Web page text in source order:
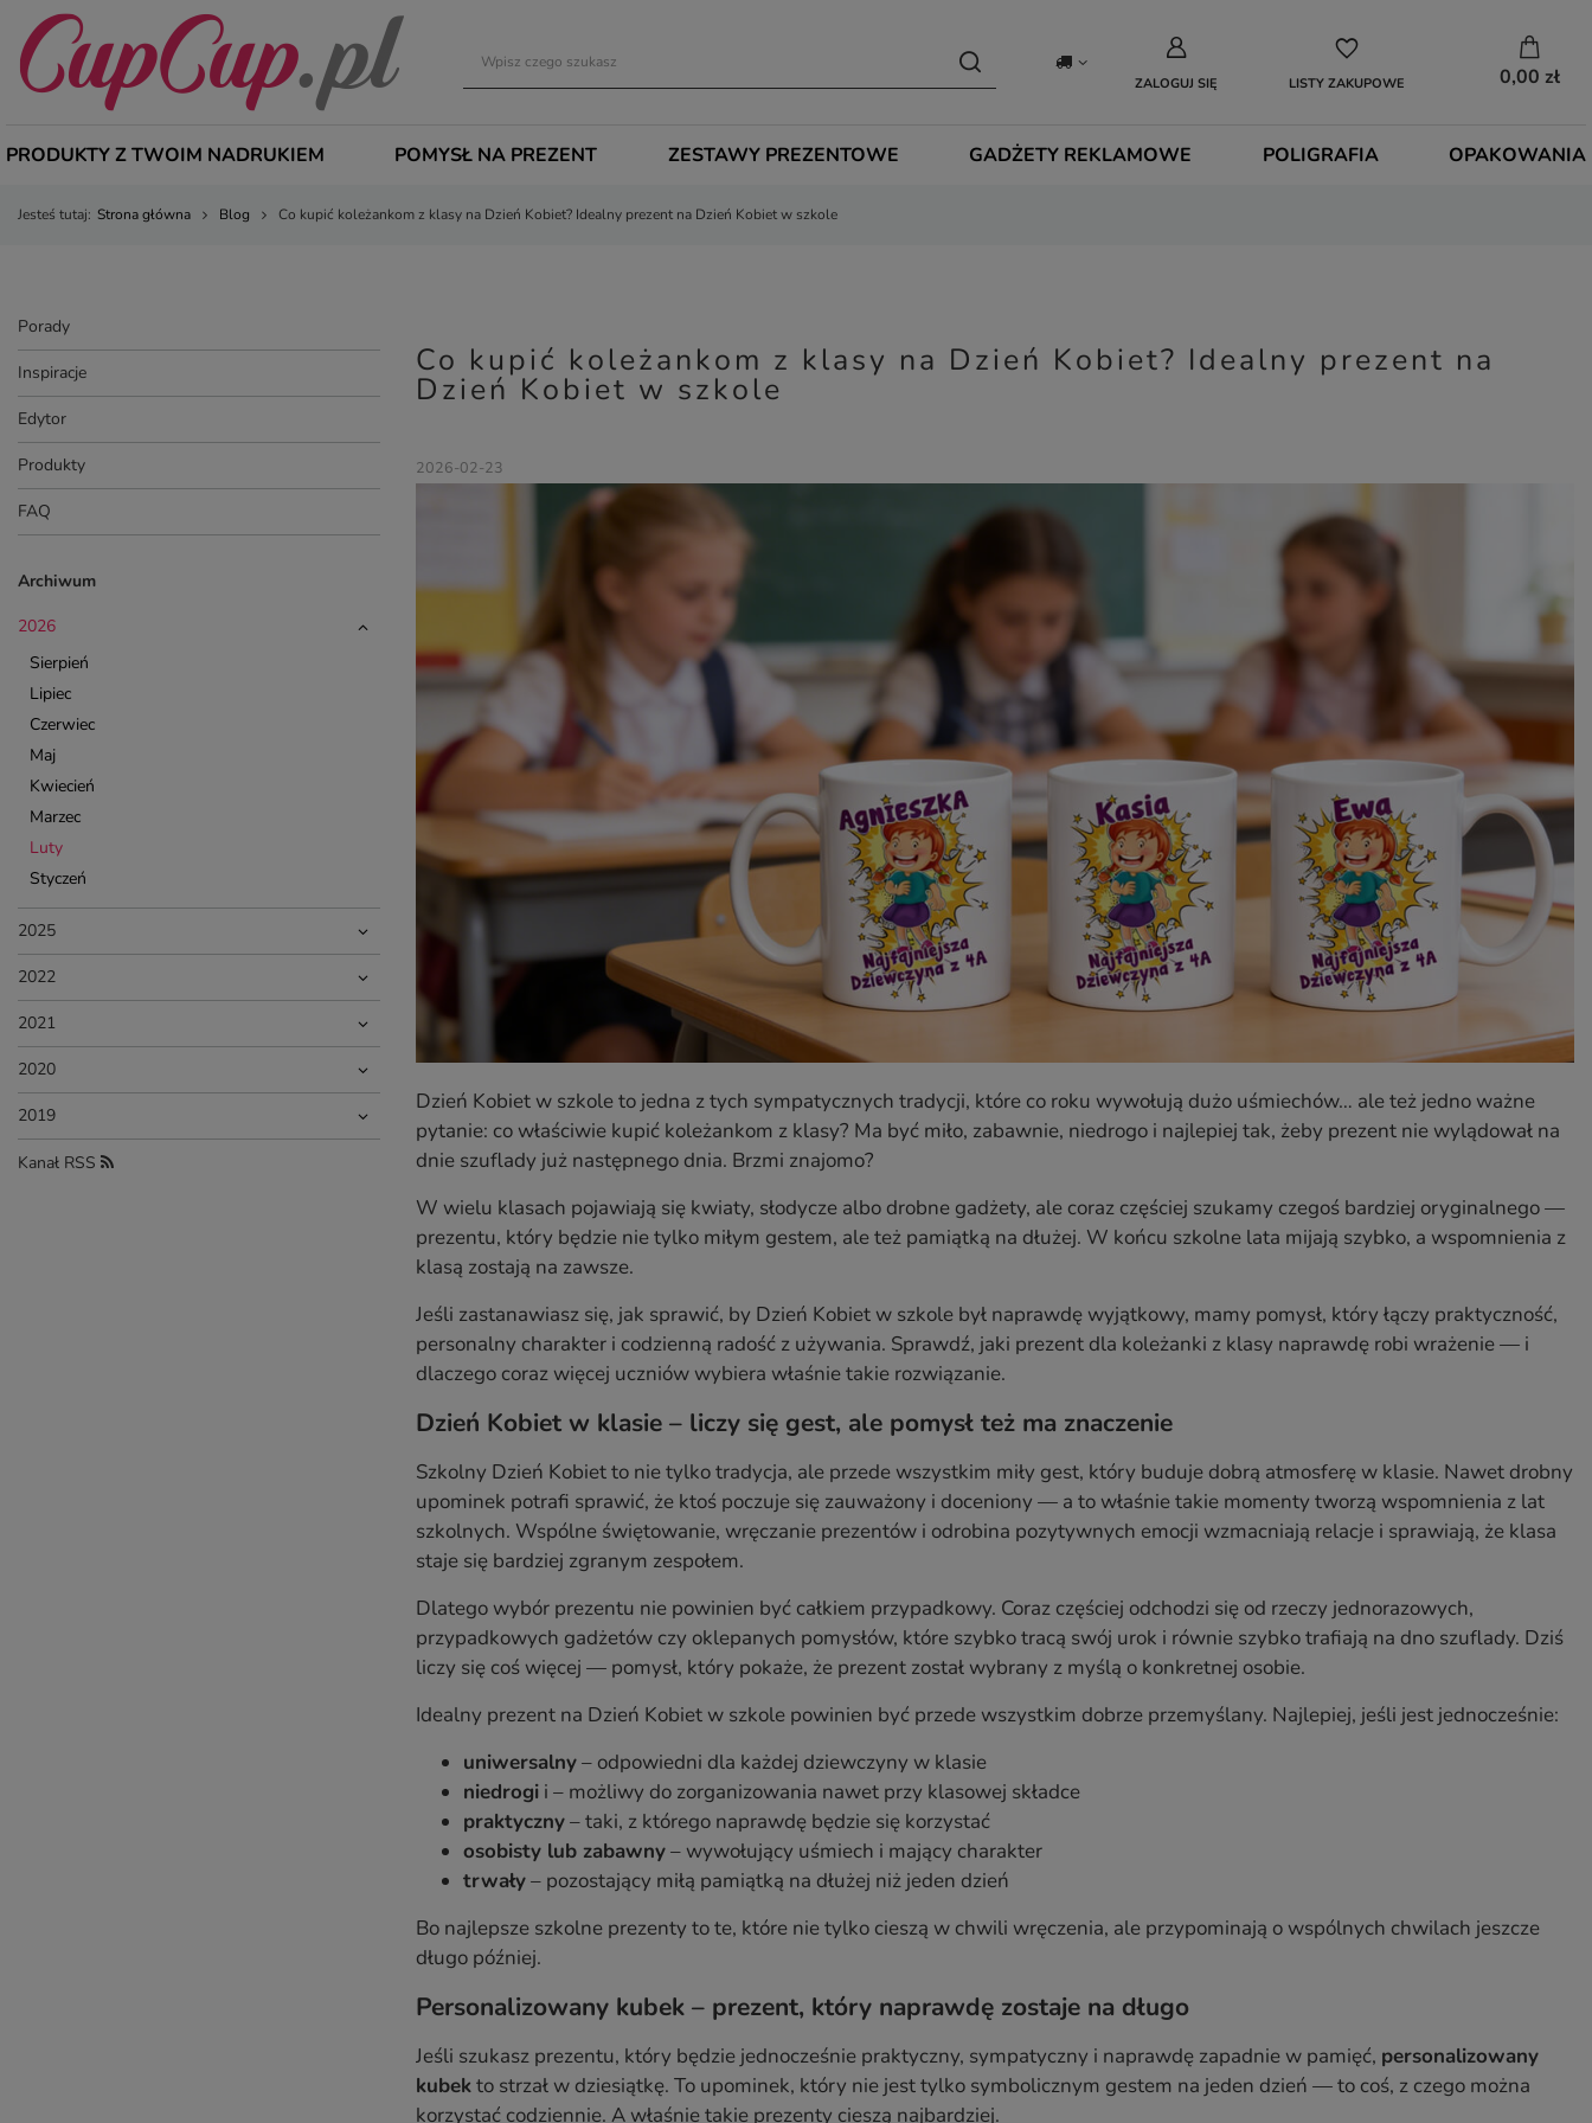
ZALOGUJ SIĘ LISTY ZAKUPOWE 0,00 zł
PRODUKTY Z TWOIM NADRUKIEM POMYSŁ NA PREZENT ZESTAWY PREZENTOWE GADŻETY REKLAMOWE POLIGRAFIA OPAKOWANIA
Jesteś tutaj: Strona główna Blog Co kupić koleżankom z klasy na Dzień Kobiet? Idealny prezent na Dzień Kobiet w szkole
Porady
Inspiracje
Edytor
Produkty
FAQ
Archiwum
2026
Sierpień
Lipiec
Czerwiec
Maj
Kwiecień
Marzec
Luty
Styczeń
2025
2022
2021
2020
2019
Kanał RSS
Co kupić koleżankom z klasy na Dzień Kobiet? Idealny prezent na
Dzień Kobiet w szkole
2026-02-23
Dzień Kobiet w szkole to jedna z tych sympatycznych tradycji, które co roku wywołują dużo uśmiechów… ale też jedno ważne
pytanie: co właściwie kupić koleżankom z klasy? Ma być miło, zabawnie, niedrogo i najlepiej tak, żeby prezent nie wylądował na
dnie szuflady już następnego dnia. Brzmi znajomo?
W wielu klasach pojawiają się kwiaty, słodycze albo drobne gadżety, ale coraz częściej szukamy czegoś bardziej oryginalnego —
prezentu, który będzie nie tylko miłym gestem, ale też pamiątką na dłużej. W końcu szkolne lata mijają szybko, a wspomnienia z
klasą zostają na zawsze.
Jeśli zastanawiasz się, jak sprawić, by Dzień Kobiet w szkole był naprawdę wyjątkowy, mamy pomysł, który łączy praktyczność,
personalny charakter i codzienną radość z używania. Sprawdź, jaki prezent dla koleżanki z klasy naprawdę robi wrażenie — i
dlaczego coraz więcej uczniów wybiera właśnie takie rozwiązanie.
Dzień Kobiet w klasie – liczy się gest, ale pomysł też ma znaczenie
Szkolny Dzień Kobiet to nie tylko tradycja, ale przede wszystkim miły gest, który buduje dobrą atmosferę w klasie. Nawet drobny
upominek potrafi sprawić, że ktoś poczuje się zauważony i doceniony — a to właśnie takie momenty tworzą wspomnienia z lat
szkolnych. Wspólne świętowanie, wręczanie prezentów i odrobina pozytywnych emocji wzmacniają relacje i sprawiają, że klasa
staje się bardziej zgranym zespołem.
Dlatego wybór prezentu nie powinien być całkiem przypadkowy. Coraz częściej odchodzi się od rzeczy jednorazowych,
przypadkowych gadżetów czy oklepanych pomysłów, które szybko tracą swój urok i równie szybko trafiają na dno szuflady. Dziś
liczy się coś więcej — pomysł, który pokaże, że prezent został wybrany z myślą o konkretnej osobie.
Idealny prezent na Dzień Kobiet w szkole powinien być przede wszystkim dobrze przemyślany. Najlepiej, jeśli jest jednocześnie:
uniwersalny– odpowiedni dla każdej dziewczyny w klasie
niedrogi i – możliwy do zorganizowania nawet przy klasowej składce
praktyczny– taki, z którego naprawdę będzie się korzystać
osobisty lub zabawny– wywołujący uśmiech i mający charakter
trwały– pozostający miłą pamiątką na dłużej niż jeden dzień
Bo najlepsze szkolne prezenty to te, które nie tylko cieszą w chwili wręczenia, ale przypominają o wspólnych chwilach jeszcze
długo później.
Personalizowany kubek – prezent, który naprawdę zostaje na długo
Jeśli szukasz prezentu, który będzie jednocześnie praktyczny, sympatyczny i naprawdę zapadnie w pamięć, personalizowany
kubekto strzał w dziesiątkę. To upominek, który nie jest tylko symbolicznym gestem na jeden dzień — to coś, z czego można
korzystać codziennie. A właśnie takie prezenty cieszą najbardziej.